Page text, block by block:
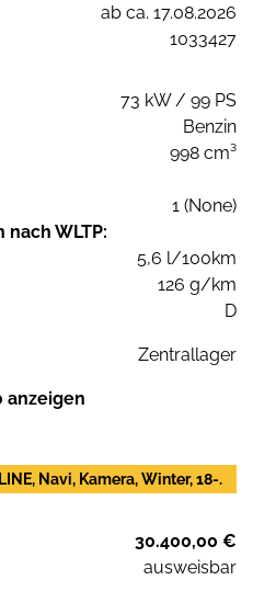
ab ca. 17.08.2026
1033427
73 kW / 99 PS
Benzin
998 cm³
1 (None)
WLTP:
5,6 l/100km
126 g/km
D
Zentrallager
anzeigen
Navi, Kamera, Winter, 18-.
30.400,00 €
ausweisbar